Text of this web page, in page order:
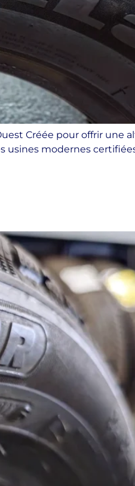
Créée pour offrir une
usines modernes